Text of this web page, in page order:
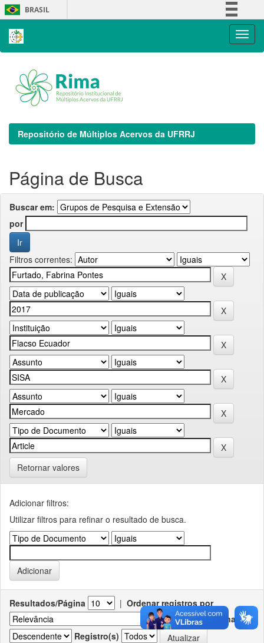
Skip
navigation
BRASIL
Repositório de Múltiplos Acervos da UFRRJ
Página de Busca
Buscar em:
por
Filtros correntes:
Retornar valores
Adicionar filtros:
Utilizar filtros para refinar o resultado de busca.
Resultados/Página | Ordenar registros por
Ordenar
Registro(s)